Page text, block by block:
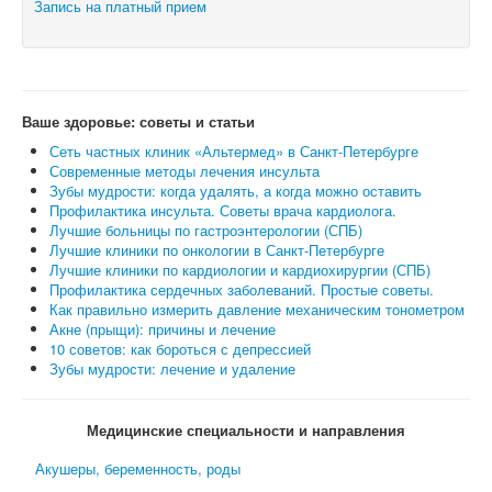
Запись на платный прием
Ваше здоровье: советы и статьи
Сеть частных клиник «Альтермед» в Санкт-Петербурге
Современные методы лечения инсульта
Зубы мудрости: когда удалять, а когда можно оставить
Профилактика инсульта. Советы врача кардиолога.
Лучшие больницы по гастроэнтерологии (СПБ)
Лучшие клиники по онкологии в Санкт-Петербурге
Лучшие клиники по кардиологии и кардиохирургии (СПБ)
Профилактика сердечных заболеваний. Простые советы.
Как правильно измерить давление механическим тонометром
Акне (прыщи): причины и лечение
10 советов: как бороться с депрессией
Зубы мудрости: лечение и удаление
Медицинские специальности и направления
Акушеры, беременность, роды